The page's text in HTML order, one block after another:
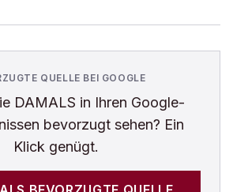
QUELLE BEI GOOGLE
DAMALS in Ihren Google-
bevorzugt sehen? Ein
Klick genügt.